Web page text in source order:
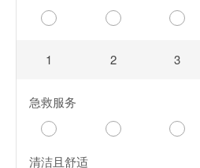
1 2 3
急救服务
清洁且舒适